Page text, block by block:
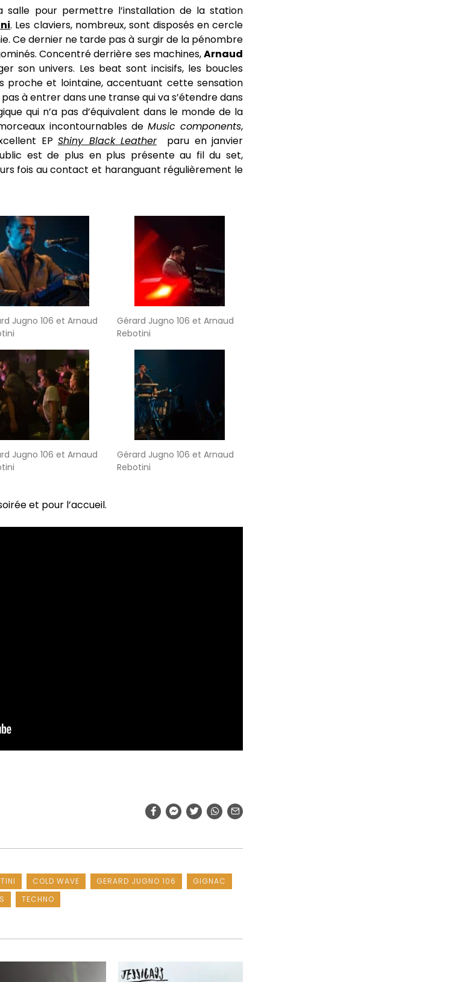
salle pour permettre l’installation de la station
. Les claviers, nombreux, sont disposés en cercle
Ce dernier ne tarde pas à surgir de la pénombre
Concentré derrière ses machines,Arnaud
son univers. Les beat sont incisifs, les boucles
proche et lointaine, accentuant cette sensation
à entrer dans une transe qui va s’étendre dans
qui n’a pas d’équivalent dans le monde de la
incontournables deMusic components,
EP Shiny Black Leatherparu en janvier
est de plus en plus présente au fil du set,
fois au contact et haranguant régulièrement le
Jugno 106 et Arnaud
Gérard Jugno 106 et Arnaud
Rebotini
Jugno 106 et Arnaud
Gérard Jugno 106 et Arnaud
Rebotini
et pour l’accueil.
COLD WAVE GERARD JUGNO 106
GIGNAC
TECHNO